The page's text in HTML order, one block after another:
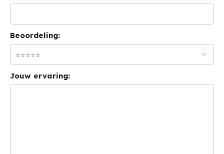
Beoordeling:
Jouw ervaring: